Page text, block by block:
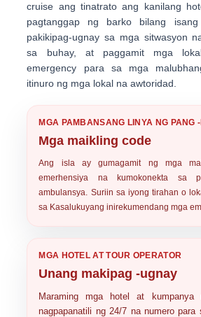
cruise ang tinatrato ang kanilang
pagtanggap ng barko bilang
pakikipag-ugnay sa mga sitwasyon
sa buhay, at paggamit mga
emergency para sa mga
itinuro ng mga lokal na awtoridad.
MGA PAMBANSANG LINYA NG PANG
Mga maikling code
Ang isla ay gumagamit ng mga
emerhensiya na kumokonekta sa
ambulansya. Suriin sa iyong tirahan o
sa Kasalukuyang inirekumendang mga
MGA HOTEL AT TOUR OPERATOR
Unang makipag -ugnay
Maraming mga hotel at kumpanya
nagpapanatili ng 24/7 na numero